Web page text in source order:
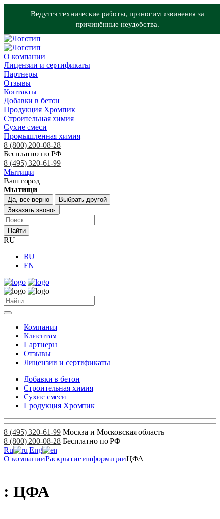
Ведутся технические работы, приносим извинения за
причинённые неудобства.
О компании
Лицензии и сертификаты
Партнеры
Отзывы
Контакты
Добавки в бетон
Продукция Хромпик
Строительная химия
Сухие смеси
Промышленная химия
8 (800) 200-08-28
Бесплатно по РФ
8 (495) 320-61-99
Мытищи
Ваш город
Мытищи
Да, все верно
Выбрать другой
Заказать звонок
Найти
RU
RU
EN
Компания
Клиентам
Партнеры
Отзывы
Лицензии и сертификаты
Добавки в бетон
Строительная химия
Сухие смеси
Продукция Хромпик
8 (495) 320-61-99 Москва и Московская область
8 (800) 200-08-28 Бесплатно по РФ
Ru
Eng
О компанииРаскрытие информацииЦФА
: ЦФА